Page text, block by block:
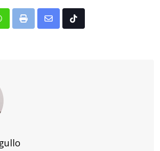
Print
Share Tiktok